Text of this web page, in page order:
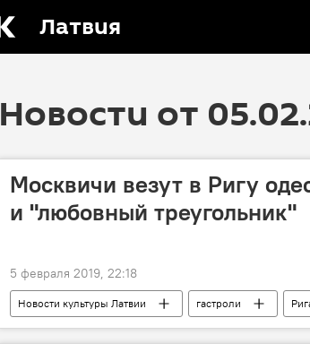
Латвия
Новости от
Москвичи везут в Ригу
и "любовный треугольник"
5 февраля 2019, 22:18
Новости культуры Латвии гастроли